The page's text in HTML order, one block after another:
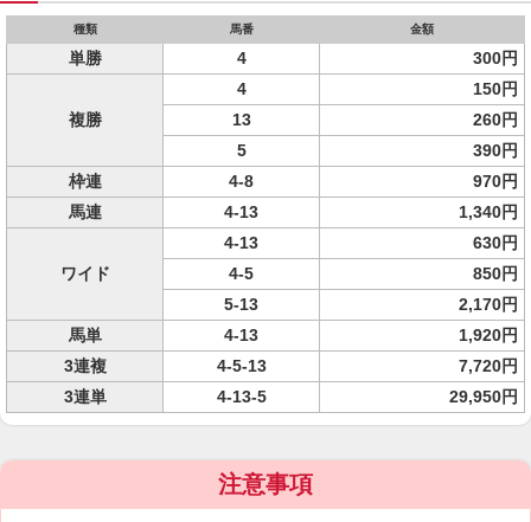
種類 馬番 金額
単勝 4 300円
複勝
4
150円
13
260円
5
390円
枠連
4-8
970円
馬連
4-13 1,340円
ワイド
4-13
630円
4-5
850円
5-13
2,170円
馬単
4-13
1,920円
3連複
4-5-13
7,720円
3連単
4-13-5 29,950円
注意事項